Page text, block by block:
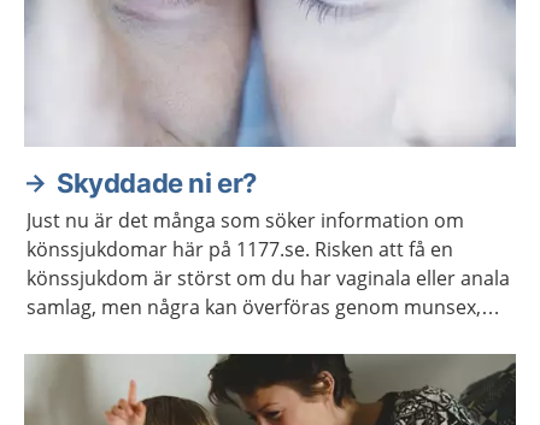
Skyddade ni er?
Just nu är det många som söker information om
könssjukdomar här på 1177.se. Risken att få en
könssjukdom är störst om du har vaginala eller anala
samlag, men några kan överföras genom munsex,